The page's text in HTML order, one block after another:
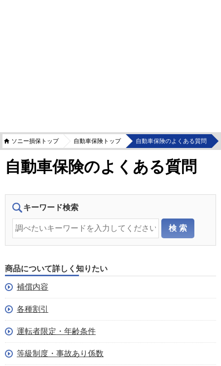
ソニー損保トップ 自動車保険トップ 自動車保険のよくある質問
自動車保険のよくある質問
キーワード検索
商品について詳しく知りたい
補償内容
各種割引
運転者限定・年齢条件
等級制度・事故あり係数